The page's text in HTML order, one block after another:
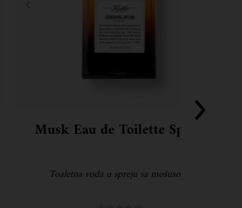
Musk Eau de Toilette Spray
Toaletna voda u spreju sa mošusom.